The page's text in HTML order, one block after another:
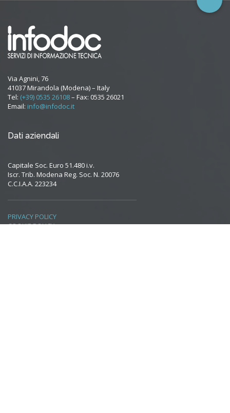
Via Agnini, 76
41037 Mirandola (Modena) – Italy
Tel: (+39) 0535 26108– Fax: 0535 26021
Email: info@infodoc.it
Dati aziendali
Capitale Soc. Euro 51.480 i.v.
Iscr. Trib. Modena Reg. Soc. N. 20076
C.C.I.A.A. 223234
PRIVACY POLICY
COOKIE POLICY